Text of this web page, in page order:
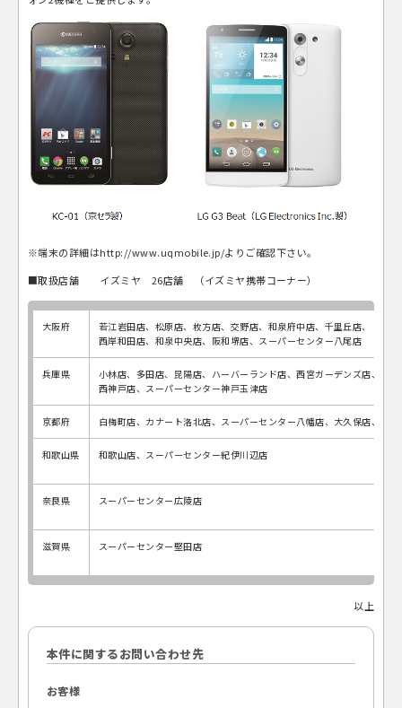
※端末の詳細はhttp://www.uqmobile.jp/よりご確認下さい。
■取扱店舗 イズミヤ 26店舗 （イズミヤ携帯コーナー）
大阪府
若江岩田店、松原店、枚方店、交野店、和泉府中店、千里丘店、
西岸和田店、和泉中央店、阪和堺店、スーパーセンター八尾店
兵庫県
小林店、多田店、昆陽店、ハーバーランド店、西宮ガーデンズ店、
西神戸店、スーパーセンター神戸玉津店
京都府 白梅町店、カナート洛北店、スーパーセンター八幡店、大久保店、長岡
和歌山県 和歌山店、スーパーセンター紀伊川辺店
奈良県 スーパーセンター広陵店
滋賀県 スーパーセンター堅田店
以上
本件に関するお問い合わせ先
お客様